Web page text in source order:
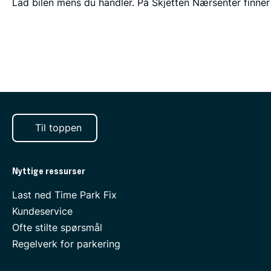
Lad bilen mens du handler. På Skjetten Nærsenter
Til toppen
Nyttige ressurser
Last ned Time Park Fix
Kundeservice
Ofte stilte spørsmål
Regelverk for parkering